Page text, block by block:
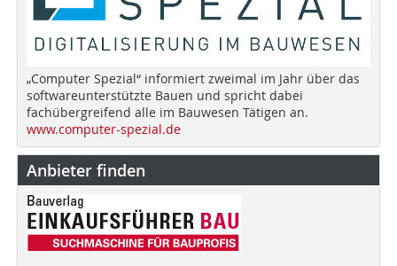
„Computer Spezial“ informiert zweimal im Jahr über das
softwareunterstützte Bauen und spricht dabei
fachübergreifend alle im Bauwesen Tätigen an.
www.computer-spezial.de
Anbieter finden